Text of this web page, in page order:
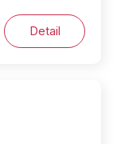
Detail